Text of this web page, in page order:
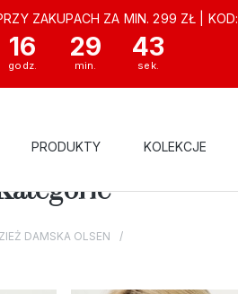
ZAKUPACH ZA MIN. 299 ZŁ | KOD:
16 29 41
PRODUKTY KOLEKCJE
DAMSKA OLSEN